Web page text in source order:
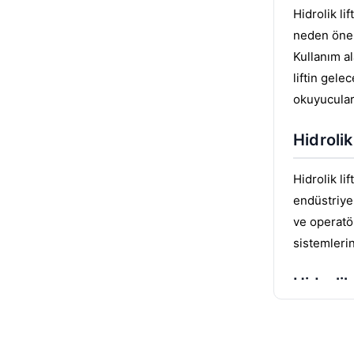
Hidrolik
neden
Kullanım
liftin
Hidrolik
ve